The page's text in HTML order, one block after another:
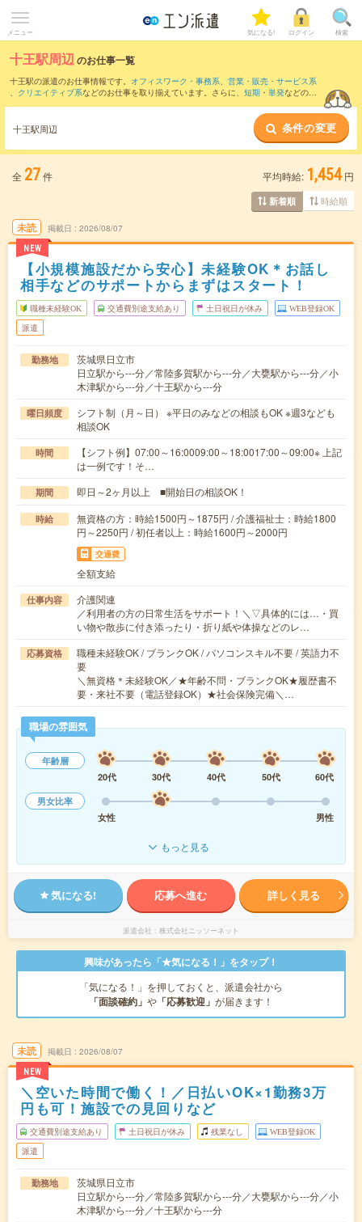
メニュー 気になる! ログイン 検索
十王駅周辺のお仕事一覧
十王駅の派遣のお仕事情報です。 オフィスワーク・事務系、 営業・販売・サービス系
、 クリエイティブ系などのお仕事を取り揃えています。さらに、 短期 ・ 単発などの期
また、日立駅
など近隣駅のお仕事もご確
認いただけます。
十王駅周辺 条件の変更
全 27件 平均時給: 1,454 円
新着順 時給順
未読
NEW
掲載日 2026/08/07
【小規模施設だから安心】未経験OK＊お話し
相手などのサポートからまずはスタート！
職種未経験OK 交通費別途支給あり 土日祝日が休み WEB登録OK
派遣
勤務地
茨城県日立市
日立駅から---分／常陸多賀駅から---分／大甕駅から---分／小
木津駅から---分／十王駅から---分
曜日頻度
シフト制（月～日） ※平日のみなどの相談もOK ※週3なども
相談OK
時間
【シフト例】07:00～16:0009:00～18:0017:00～09:00※ 上記
は一例です！そ…
期間 即日～2ヶ月以上 ■開始日の相談OK！
時給
無資格の方：時給1500円～1875円 / 介護福祉士：時給1800
円～2250円 / 初任者以上：時給1600円～2000円
交通費
全額支給
仕事内容
介護関連
／利用者の方の日常生活をサポート！＼▽具体的には…・買
い物や散歩に付き添ったり・折り紙や体操などのレ…
応募資格
職種未経験OK / ブランクOK / パソコンスキル不要 / 英語力不
要
＼無資格＊未経験OK／★年齢不問・ブランクOK★履歴書不
要・来社不要（電話登録OK）★社会保険完備＼…
職場の雰囲気
年齢層
20代
30代 40代 50代
60代
男女比率
女性
男性
もっと見る
気になる! 応募へ進む 詳しく見る
派遣会社 株式会社ニッソーネット
興味があったら「★気になる！」をタップ！
「気になる！」を押しておくと、派遣会社から
「面談確約」 や 「応募歓迎」 が届きます！
未読
NEW
掲載日 2026/08/07
＼空いた時間で働く！／日払いOK×1勤務3万
円も可！施設での見回りなど
交通費別途支給あり 土日祝日が休み 残業なし WEB登録OK
派遣
勤務地
茨城県日立市
日立駅から---分／常陸多賀駅から---分／大甕駅から---分／小
木津駅から---分／十王駅から---分